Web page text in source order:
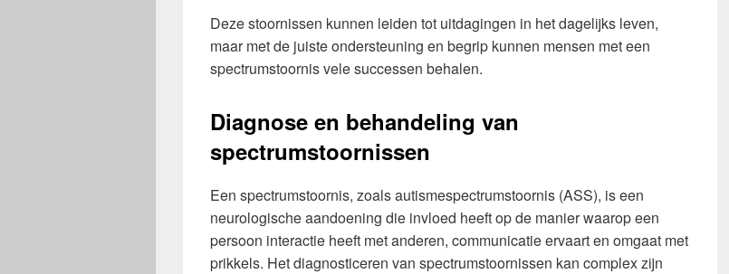
Deze stoornissen kunnen leiden tot uitdagingen in het dagelijks leven,
maar met de juiste ondersteuning en begrip kunnen mensen met een
spectrumstoornis vele successen behalen.
Diagnose en behandeling van
spectrumstoornissen
Een spectrumstoornis, zoals autismespectrumstoornis (ASS), is een
neurologische aandoening die invloed heeft op de manier waarop een
persoon interactie heeft met anderen, communicatie ervaart en omgaat met
prikkels. Het diagnosticeren van spectrumstoornissen kan complex zijn